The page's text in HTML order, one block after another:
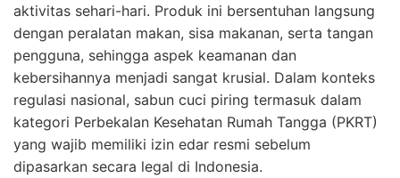
aktivitas sehari-hari. Produk ini bersentuhan langsung
dengan peralatan makan, sisa makanan, serta tangan
pengguna, sehingga aspek keamanan dan
kebersihannya menjadi sangat krusial. Dalam konteks
regulasi nasional, sabun cuci piring termasuk dalam
kategori Perbekalan Kesehatan Rumah Tangga (PKRT)
yang wajib memiliki izin edar resmi sebelum
dipasarkan secara legal di Indonesia.